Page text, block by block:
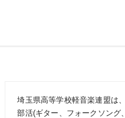
埼玉県高等学校軽音楽連盟は
部活(ギター、フォークソング